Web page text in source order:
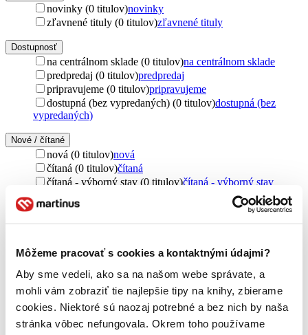
Môžeme pracovať s cookies a kontaktnými údajmi?
Aby sme vedeli, ako sa na našom webe správate, a
mohli vám zobraziť tie najlepšie tipy na knihy, zbierame
cookies. Niektoré sú naozaj potrebné a bez nich by naša
stránka vôbec nefungovala. Okrem toho používame
novinky (0 titulov)novinky
zľavnené tituly (0 titulov)zľavnené tituly
Dostupnosť
na centrálnom sklade (0 titulov)na centrálnom sklade
predpredaj (0 titulov)predpredaj
pripravujeme (0 titulov)pripravujeme
dostupná (bez vypredaných) (0 titulov)dostupná (bez
vypredaných)
Nové / čítané
nová (0 titulov)nová
čítaná (0 titulov)čítaná
čítaná - výborný stav (0 titulov)čítaná - výborný stav
čítaná - mierne
opotrebovaná
čítané verzie vypredaných kníh (0 titulov)čítané verzie
Jazyk
čeština (1 titul)čeština1
Téma
vytváranie (1 titul)vytváranie1